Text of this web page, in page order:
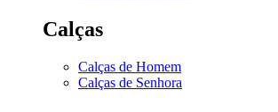
Calças
Calças de Homem
Calças de Senhora